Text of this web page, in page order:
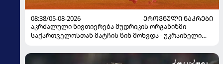
08:38/05-08-2026
ᲔᲠᲝᲕᲜᲣᲚᲘ ᲜᲐᲙᲠᲔᲑᲘ
აკრძალული ნივთიერება მუდრიკის ორგანიზმი
საქართველოსთან მატჩის წინ მოხვდა - უკრაინელი
ინფორმაციას ავრცელებს